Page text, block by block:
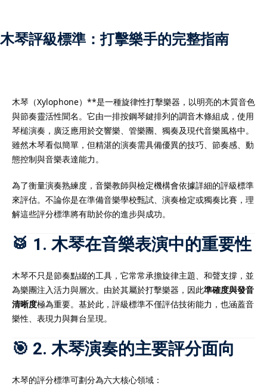
木琴評級標準：打擊樂手的完整指南
木琴（Xylophone）**是一種旋律性打擊樂器，以明亮的木質音色
與節奏靈活性聞名。它由一排按鋼琴鍵排列的調音木條組成，使用
琴槌演奏，廣泛應用於交響樂、管樂團、獨奏及現代音樂風格中。
雖然木琴看似簡單，但精湛的演奏需具備優異的技巧、節奏感、動
態控制與音樂表達能力。
為了衡量演奏熟練度，音樂教師與檢定機構會依據詳細的評級標準
來評估。不論你是在準備音樂學校甄試、演奏檢定或獨奏比賽，理
解這些評分標準將有助於你的進步與成功。
🥁 1. 木琴在音樂表演中的重要性
木琴不只是節奏點綴的工具，它常常承擔旋律主題、和聲支撐，並
為樂團注入活力與層次。由於其屬於打擊樂器，因此準確度與發音
清晰度極為重要。基於此，評級標準不僅評估技術能力，也涵蓋音
樂性、表現力與舞台呈現。
🎯 2. 木琴演奏的主要評分面向
木琴的評分標準可劃分為六大核心領域：